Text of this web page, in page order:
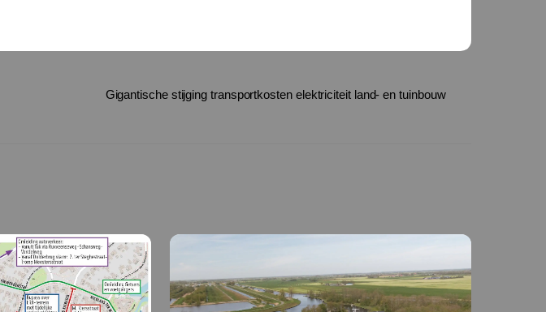
Gigantische stijging transportkosten elektriciteit land- en tuinbouw